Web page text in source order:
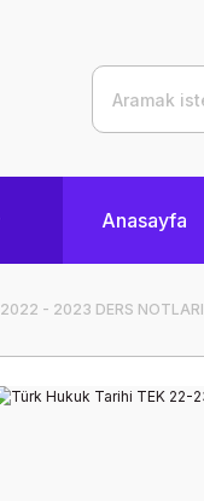
Anasayfa
2022 - 2023 DERS NOTLARI